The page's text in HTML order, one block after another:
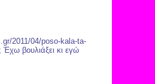
2011/04/poso-kala-ta-
βουλιάξει κι εγώ